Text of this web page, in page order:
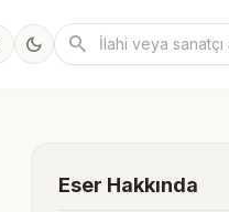
dark_mode search
Eser Hakkında